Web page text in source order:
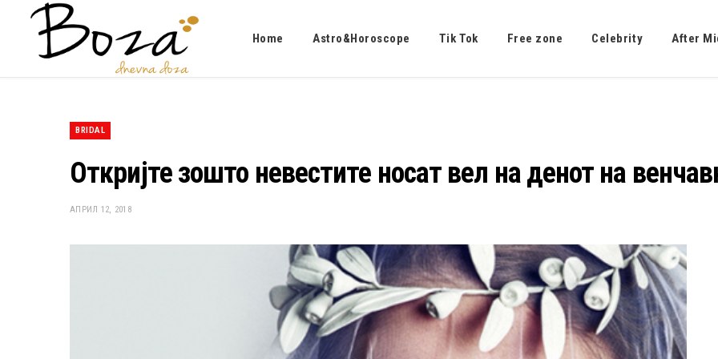
Home Astro&Horoscope Tik Tok Free zone Celebrity After
BRIDAL
Откријте зошто невестите носат вел на денот на
АПРИЛ 12, 2018